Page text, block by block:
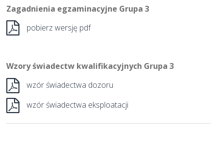
Zagadnienia egzaminacyjne Grupa 3
pobierz wersję pdf
Wzory świadectw kwalifikacyjnych Grupa 3
wzór świadectwa dozoru
wzór świadectwa eksploatacji